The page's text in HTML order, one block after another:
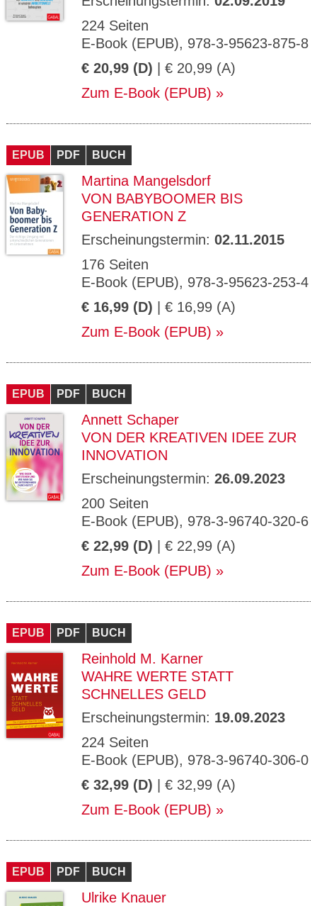
224 Seiten
E-Book (EPUB), 978-3-95623-875-8
€ 20,99 (D) | € 20,99 (A)
Zum E-Book (EPUB)
EPUB PDF BUCH
Martina Mangelsdorf
VON BABYBOOMER BIS
GENERATION Z
Erscheinungstermin: 02.11.2015
176 Seiten
E-Book (EPUB), 978-3-95623-253-4
€ 16,99 (D) | € 16,99 (A)
Zum E-Book (EPUB)
EPUB PDF BUCH
Annett Schaper
VON DER KREATIVEN IDEE ZUR
INNOVATION
Erscheinungstermin: 26.09.2023
200 Seiten
E-Book (EPUB), 978-3-96740-320-6
€ 22,99 (D) | € 22,99 (A)
Zum E-Book (EPUB)
EPUB PDF BUCH
Reinhold M. Karner
WAHRE WERTE STATT
SCHNELLES GELD
Erscheinungstermin: 19.09.2023
224 Seiten
E-Book (EPUB), 978-3-96740-306-0
€ 32,99 (D) | € 32,99 (A)
Zum E-Book (EPUB)
EPUB PDF BUCH
Ulrike Knauer